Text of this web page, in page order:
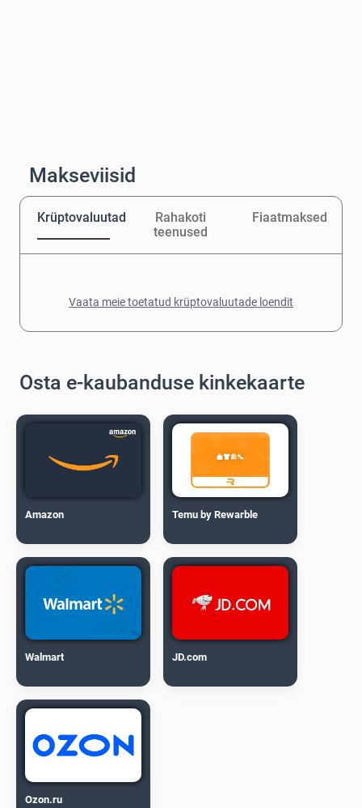
Makseviisid
Krüptovaluutad
Rahakoti
teenused
Fiaatmaksed
Vaata meie toetatud krüptovaluutade loendit
Osta e-kaubanduse kinkekaarte
Amazon Temu by Rewarble
Walmart JD.com
Ozon.ru